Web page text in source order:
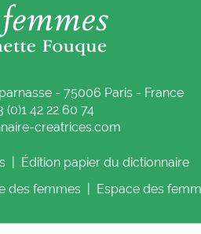
- 75006 Paris - France
(0)1 42 22 60 74
creatrices.com
|
Édition papier du dictionnaire
des femmes Espace des